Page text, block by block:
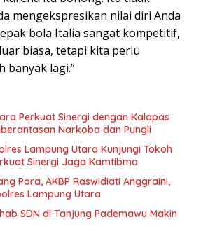
mengekspresikan nilai diri Anda
bola Italia sangat kompetitif,
biasa, tetapi kita perlu
banyak lagi.”
Perkuat Sinergi dengan Kalapas
Narkoba dan Pungli
Lampung Utara Kunjungi Tokoh
Sinergi Jaga Kamtibma
Pora, AKBP Raswidiati Anggraini,
Lampung Utara
SDN di Tanjung Pademawu Makin